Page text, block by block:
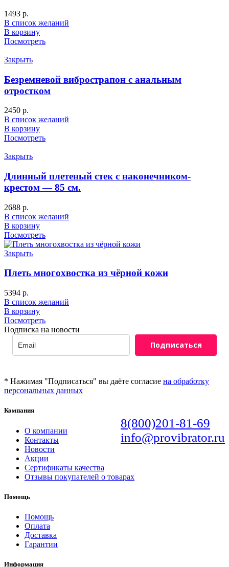
1493 р.
В список желаний
В корзину
Посмотреть
Закрыть
Безремневой вибрострапон с анальным
отростком
2450 р.
В список желаний
В корзину
Посмотреть
Закрыть
Длинный плетеный стек с наконечником-
крестом — 85 см.
2688 р.
В список желаний
В корзину
Посмотреть
Закрыть
Плеть многохвостка из чёрной кожи
5394 р.
В список желаний
В корзину
Посмотреть
Подписка на новости
Подписаться
* Нажимая "Подписаться" вы даёте согласие на обработку
персональных данных
8(800)201-81-69
info@provibrator.ru
Компания
О компании
Контакты
Новости
Акции
Сертификаты качества
Отзывы покупателей о товарах
Помощь
Помощь
Оплата
Доставка
Гарантии
Информация